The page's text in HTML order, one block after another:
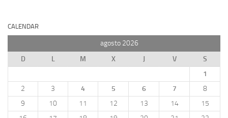
CALENDAR
agosto 2026
D
L M X J V
S
1
2
3 4 5 6 7
8
9
10 11 12 13 14
15